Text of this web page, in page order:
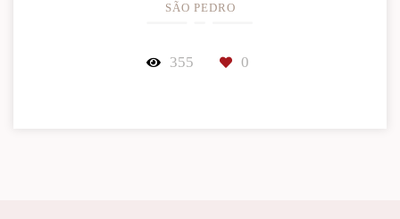
SÃO PEDRO
355 0